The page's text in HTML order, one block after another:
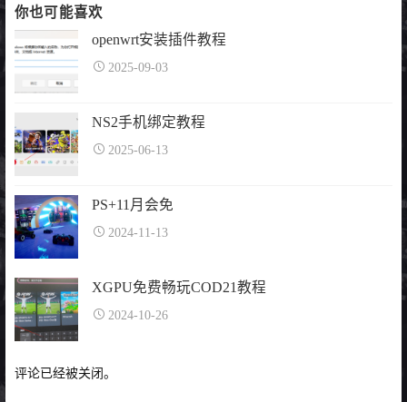
你也可能喜欢
openwrt安装插件教程
2025-09-03
NS2手机绑定教程
2025-06-13
PS+11月会免
2024-11-13
XGPU免费畅玩COD21教程
2024-10-26
评论已经被关闭。